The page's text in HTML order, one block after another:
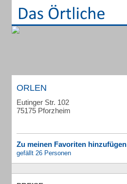
ORLEN
Eutinger Str. 102
75175 Pforzheim
Zu meinen Favoriten hinzufügen
gefällt 26 Personen